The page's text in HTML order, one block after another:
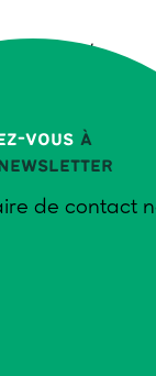
vous à
de contact
de
leurs
les
épisode de
organisée